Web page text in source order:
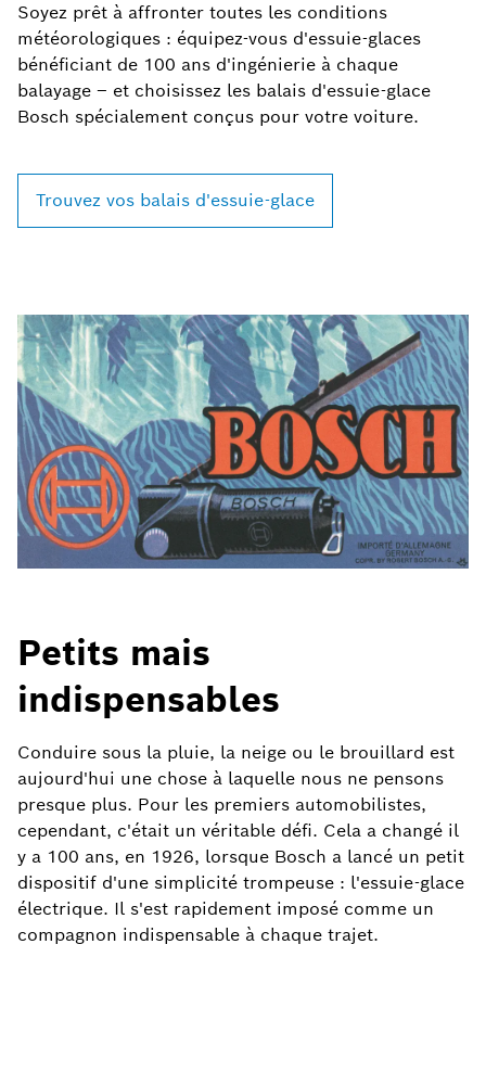
Soyez prêt à affronter toutes les conditions
météorologiques : équipez-vous d'essuie-glaces
bénéficiant de 100 ans d'ingénierie à chaque
balayage – et choisissez les balais d'essuie-glace
Bosch spécialement conçus pour votre voiture.
Trouvez vos balais d'essuie-glace
Petits mais
indispensables
Conduire sous la pluie, la neige ou le brouillard est
aujourd'hui une chose à laquelle nous ne pensons
presque plus. Pour les premiers automobilistes,
cependant, c'était un véritable défi. Cela a changé il
y a 100 ans, en 1926, lorsque Bosch a lancé un petit
dispositif d'une simplicité trompeuse : l'essuie-glace
électrique. Il s'est rapidement imposé comme un
compagnon indispensable à chaque trajet.